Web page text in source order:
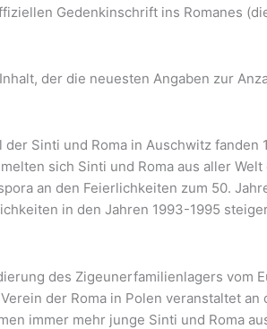
Gedenkinschrift ins Romanes
der die neuesten Angaben zur
Sinti und Roma in Auschwitz
sich Sinti und Roma aus aller
an den Feierlichkeiten zum 50.
in den Jahren 1993-1995
des Zigeunerfamilienlagers vom
der Roma in Polen veranstaltet
immer mehr junge Sinti und Roma